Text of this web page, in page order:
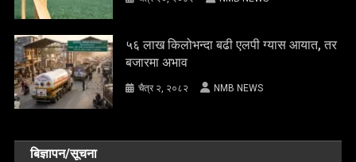
५६ लाख किलोभन्दा बढी एलपी ग्यास आयात, तर
बजारमा अभाव
चैत्र २, २०८२ NMB NEWS
बिज्ञापन/सूचना